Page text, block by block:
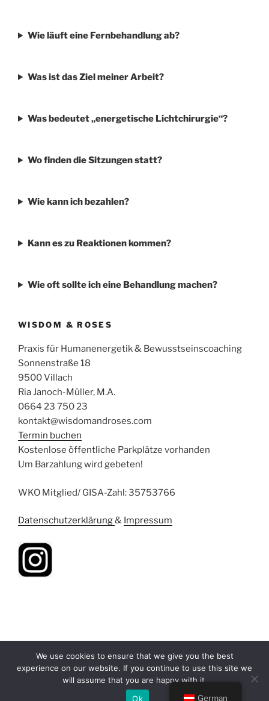
Wie läuft eine Fernbehandlung ab?
Was ist das Ziel meiner Arbeit?
Was bedeutet „energetische Lichtchirurgie“?
Wo finden die Sitzungen statt?
Wie kann ich bezahlen?
Kann es zu Reaktionen kommen?
Wie oft sollte ich eine Behandlung machen?
WISDOM & ROSES
Praxis für Humanenergetik & Bewusstseinscoaching
Sonnenstraße 18
9500 Villach
Ria Janoch-Müller, M.A.
0664 23 750 23
kontakt@wisdomandroses.com
Termin buchen
Kostenlose öffentliche Parkplätze vorhanden
Um Barzahlung wird gebeten!
WKO Mitglied/ GISA-Zahl: 35753766
Datenschutzerklärung& Impressum
Stolz präsentiert von WordPress
German
We use cookies to ensure that we give you the best
experience on our website. If you continue to use this site we
will assume that you are happy with it.
Ok